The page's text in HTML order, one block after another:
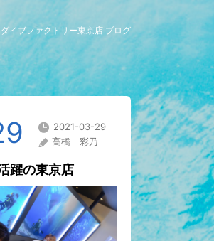
イブファクトリー東京店 ブログ
2021-03-29
高橋 彩乃
躍の東京店